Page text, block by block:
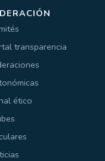
transparencia
ético